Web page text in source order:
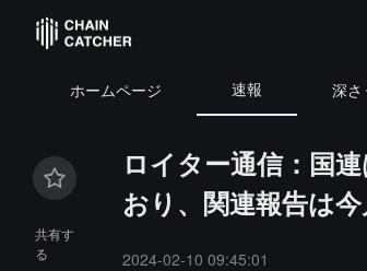
ホームページ 速報 深さ
共有す
る
ロイター通信：国
おり、関連報告は
2024-02-10 09:45:01